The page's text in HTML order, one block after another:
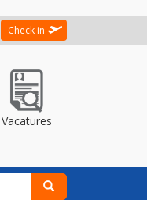
Check in
Vacatures